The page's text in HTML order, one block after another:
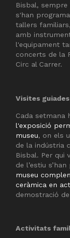
Bisbal, sempre
s'han
tallers
amb
l'equipament
concerts de la
Circ al Carrer.
Visites guiades
Cada
l'exposició
museu, on els
de la indústria
Bisbal. Per qui
de l’estiu
museu
ceràmica en
demostració
Activitats